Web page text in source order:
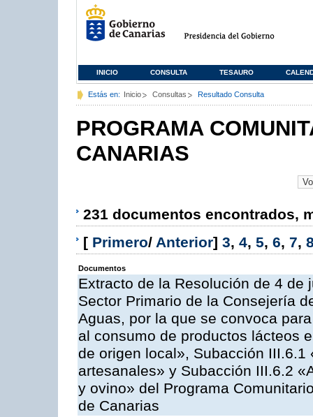
INICIO CONSULTA TESAURO
Estás en: Inicio Consultas Resultado Consulta
PROGRAMA
CANARIAS
231 documentos encontrados,
[ Primero/ Anterior] 3, 4, 5, 6, 7,
Documentos
Extracto de la Resolución de 4
Sector Primario de la Consejería
Aguas, por la que se convoca
al consumo de productos lácteos
de origen local», Subacción
artesanales» y Subacción III.6.2
y ovino» del Programa
de Canarias